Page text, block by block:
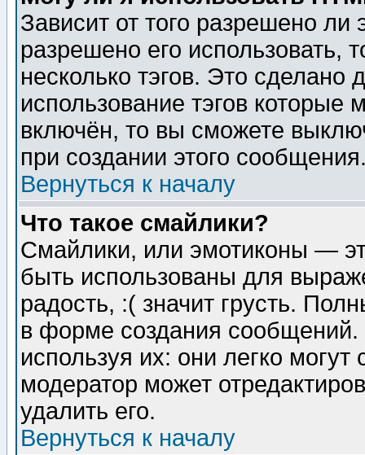
Зависит от того разрешено
разрешено его использовать,
несколько тэгов. Это сделано
использование тэгов
включён, то вы сможете
при создании этого
Вернуться к началу
Что такое смайлики?
Смайлики, или эмотиконы —
быть использованы для
радость, :( значит грусть.
в форме создания сообщений.
используя их: они легко
модератор может
удалить его.
Вернуться к началу